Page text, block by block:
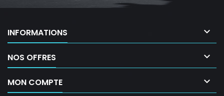
INFORMATIONS 
NOS OFFRES 
MON COMPTE 